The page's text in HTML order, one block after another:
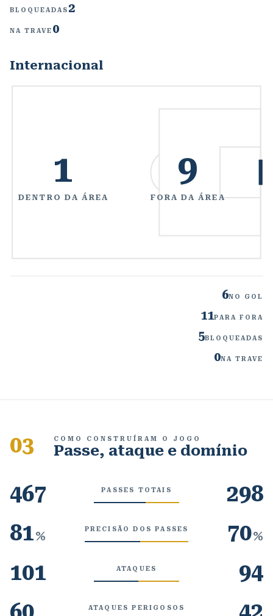
BLOQUEADAS 2
NA TRAVE 0
Internacional
1
DENTRO DA ÁREA
9
FORA DA ÁREA
6NO GOL
11PARA FORA
5BLOQUEADAS
0NA TRAVE
03 COMO CONSTRUÍRAM O JOGO
Passe, ataque e domínio
467 PASSES TOTAIS
298
81% PRECISÃO DOS PASSES 70%
101 ATAQUES
94
ATAQUES PERIGOSOS